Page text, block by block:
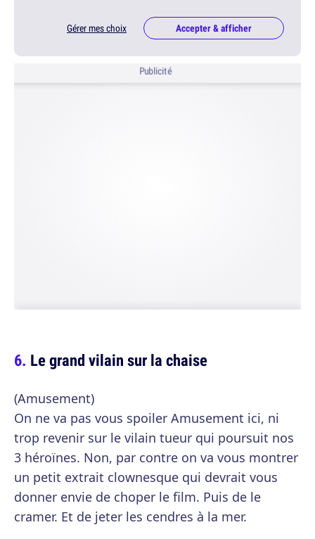
Gérer mes choix Accepter & afficher
Publicité
Le grand vilain sur la chaise
(Amusement)
On ne va pas vous spoiler Amusement ici, ni
trop revenir sur le vilain tueur qui poursuit nos
3 héroïnes. Non, par contre on va vous montrer
un petit extrait clownesque qui devrait vous
donner envie de choper le film. Puis de le
cramer. Et de jeter les cendres à la mer.